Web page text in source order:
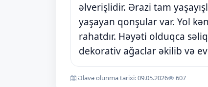
əlverişlidir. Ərazi tam
yaşayan qonşular var. Yol
rahatdır. Həyəti olduqca
dekorativ ağaclar əkilib və
Əlavə olunma tarixi: 09.05.2026 607